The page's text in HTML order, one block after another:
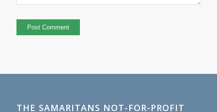
THE SAMARITANS NOT-FOR-PROFIT